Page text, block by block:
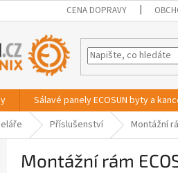
CENA DOPRAVY
Sálavé panely ECOSUN byty a
Příslušenství Montážní
Montážní rám